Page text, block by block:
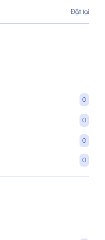
Đặt lại
0
0
0
0